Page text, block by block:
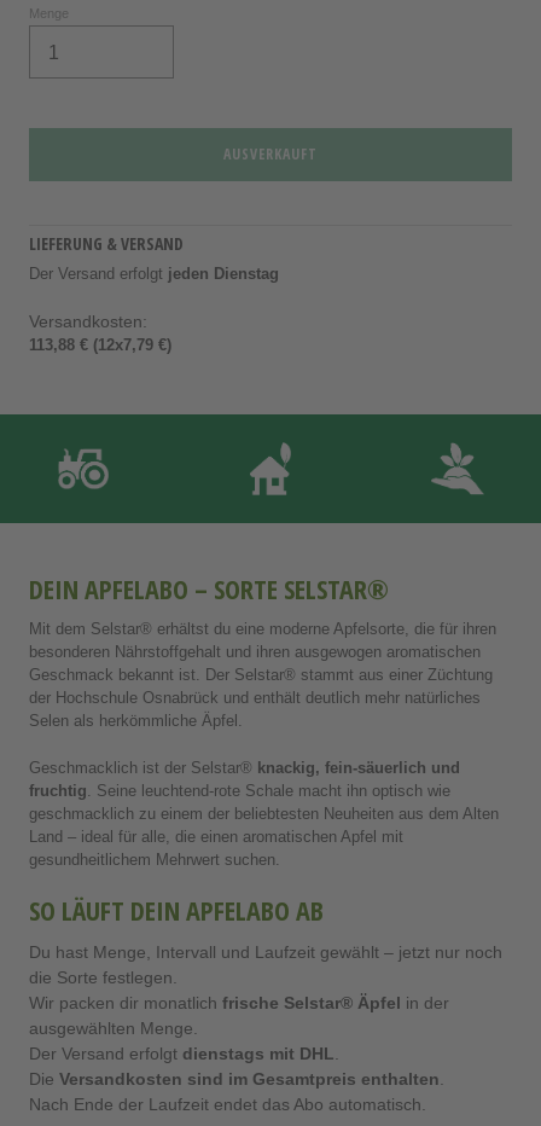
Menge
AUSVERKAUFT
LIEFERUNG & VERSAND
Der Versand erfolgt jeden Dienstag
Versandkosten:
113,88 € (12x7,79 €)
DEIN APFELABO – SORTE SELSTAR®
Mit dem Selstar® erhältst du eine moderne Apfelsorte, die für ihren
besonderen Nährstoffgehalt und ihren ausgewogen aromatischen
Geschmack bekannt ist. Der Selstar® stammt aus einer Züchtung
der Hochschule Osnabrück und enthält deutlich mehr natürliches
Selen als herkömmliche Äpfel.
Geschmacklich ist der Selstar® knackig, fein-säuerlich und
fruchtig. Seine leuchtend-rote Schale macht ihn optisch wie
geschmacklich zu einem der beliebtesten Neuheiten aus dem Alten
Land – ideal für alle, die einen aromatischen Apfel mit
gesundheitlichem Mehrwert suchen.
SO LÄUFT DEIN APFELABO AB
Du hast Menge, Intervall und Laufzeit gewählt – jetzt nur noch
die Sorte festlegen.
Wir packen dir monatlich frische Selstar® Äpfel in der
ausgewählten Menge.
Der Versand erfolgt dienstags mit DHL.
Die Versandkosten sind im Gesamtpreis enthalten.
Nach Ende der Laufzeit endet das Abo automatisch.